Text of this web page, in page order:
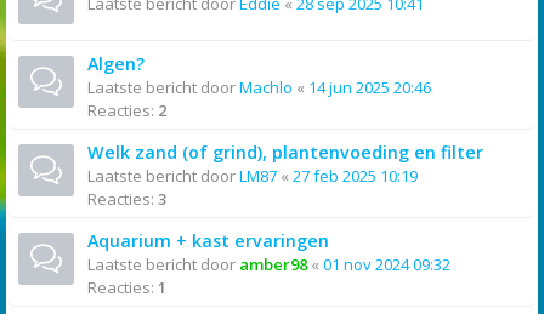
Algen?
Laatste bericht doorMachlo « 14 jun 2025 20:46
Reacties: 2
Welk zand (of grind), plantenvoeding en filter
Laatste bericht doorLM87 « 27 feb 2025 10:19
Reacties: 3
Aquarium + kast ervaringen
Laatste bericht door amber98« 01 nov 2024 09:32
Reacties: 1